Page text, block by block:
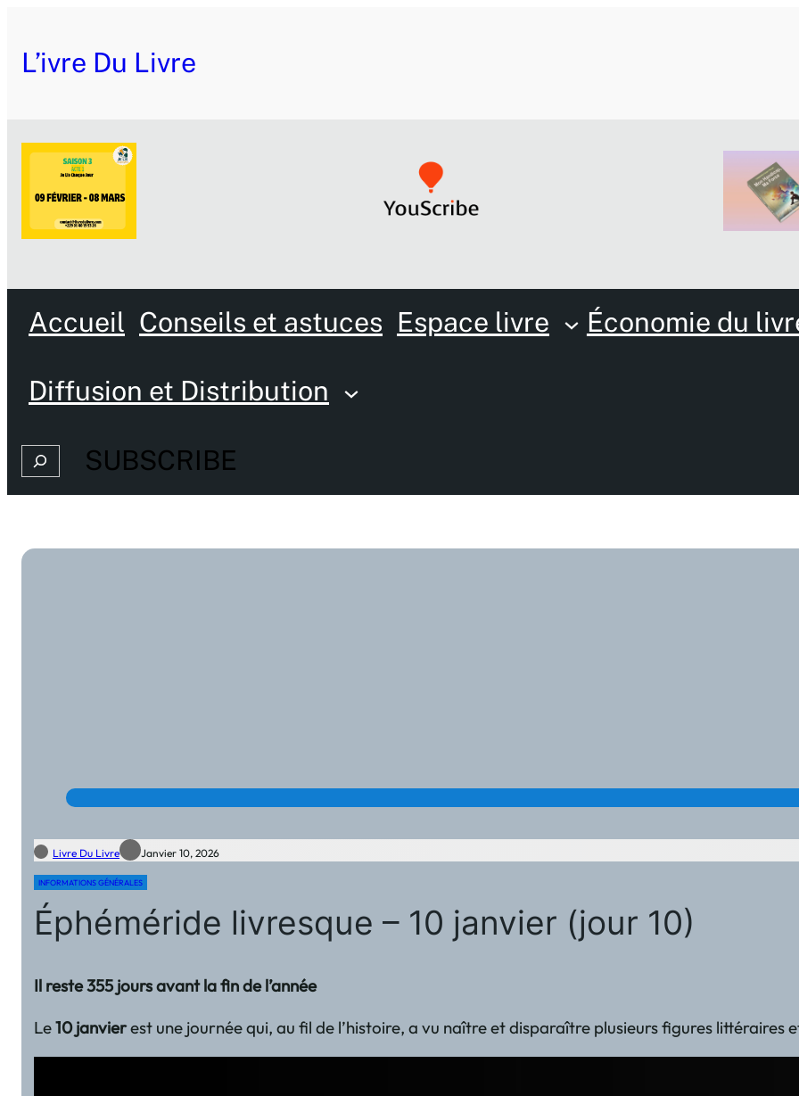
L’ivre Du Livre
Accueil Conseils et astuces Espace livre Économie du
Diffusion et Distribution
SearchSUBSCRIBE
Livre Du Livre Janvier 10, 2026
INFORMATIONS GÉNÉRALES
Éphéméride livresque – 10 janvier (jour 10)
Il reste 355 jours avant la fin de l’année
Le10 janvierest une journée qui, au fil de l’histoire, a vu naître et disparaître plusieurs figures